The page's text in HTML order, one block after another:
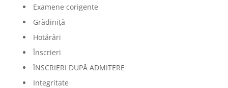
Examene corigente
Grădiniță
Hotărâri
Înscrieri
ÎNSCRIERI DUPĂ ADMITERE
Integritate